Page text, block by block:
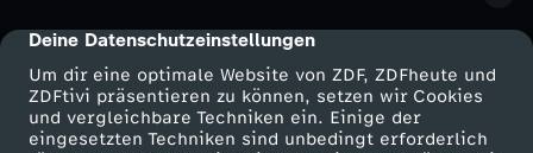
cmp-dialog-description
Deine Datenschutzeinstellungen
Um dir eine optimale Website von ZDF, ZDFheute und
ZDFtivi präsentieren zu können, setzen wir Cookies
und vergleichbare Techniken ein. Einige der
eingesetzten Techniken sind unbedingt erforderlich
e
i
s